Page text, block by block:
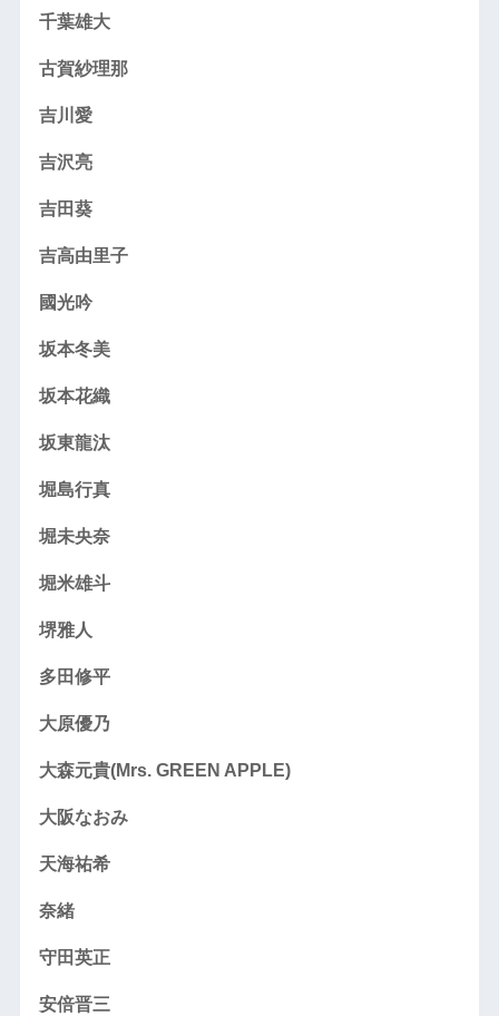
千葉雄大
古賀紗理那
吉川愛
吉沢亮
吉田葵
吉高由里子
國光吟
坂本冬美
坂本花織
坂東龍汰
堀島行真
堀未央奈
堀米雄斗
堺雅人
多田修平
大原優乃
大森元貴(Mrs. GREEN APPLE)
大阪なおみ
天海祐希
奈緒
守田英正
安倍晋三